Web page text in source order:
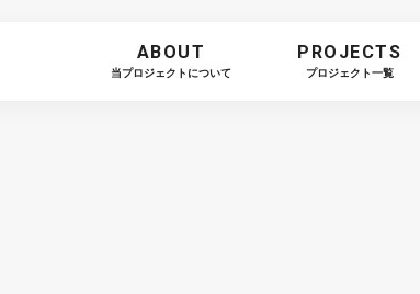
ABOUT
当プロジェクトについて
PROJECTS
プロジェクト一覧